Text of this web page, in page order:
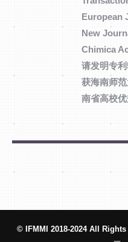
European
New
Chimica
请发明专
获海南师
南省高校优
© IFMMI 2018-2024 All Rights